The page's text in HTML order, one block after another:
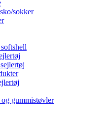
sokker
og gummistøvler